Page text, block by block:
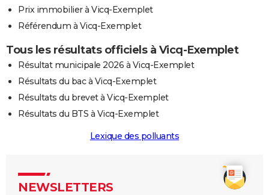
Prix immobilier à Vicq-Exemplet
Référendum à Vicq-Exemplet
Tous les résultats officiels à Vicq-Exemplet
Résultat municipale 2026 à Vicq-Exemplet
Résultats du bac à Vicq-Exemplet
Résultats du brevet à Vicq-Exemplet
Résultats du BTS à Vicq-Exemplet
Lexique des polluants
NEWSLETTERS